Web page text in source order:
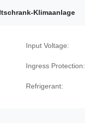
Klimaanlage
Input Voltage:
Ingress Protection:
Refrigerant: